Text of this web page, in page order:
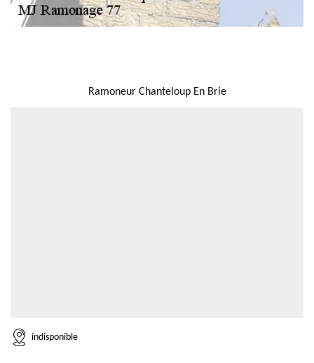
Ramoneur Chanteloup En Brie
indisponible